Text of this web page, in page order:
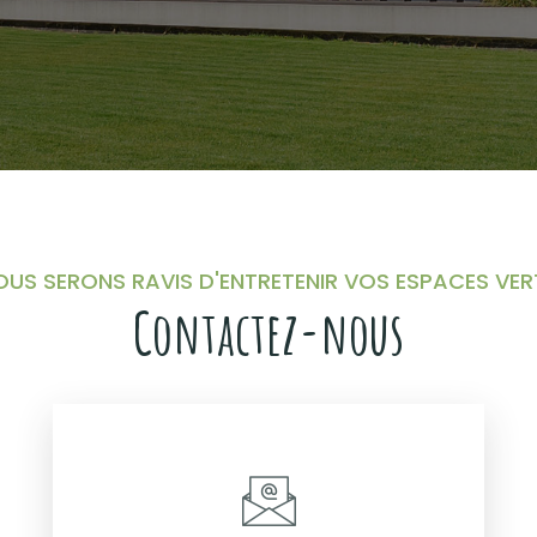
SERONS RAVIS D'ENTRETENIR VOS ESPACES
Contactez-nous